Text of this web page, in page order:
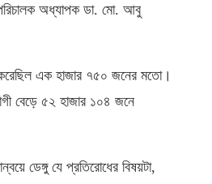
অধ্যাপক ডা. মো. আবু
এক হাজার ৭৫০ জনের মতো।
বেড়ে ৫২ হাজার ১০৪ জনে
ডেঙ্গু যে প্রতিরোধের বিষয়টা,